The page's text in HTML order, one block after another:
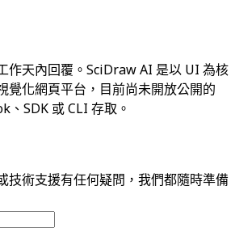
作天內回覆。SciDraw AI 是以 UI 為核
覺化網頁平台，目前尚未開放公開的
SDK 或 CLI 存取。
技術支援有任何疑問，我們都隨時準備